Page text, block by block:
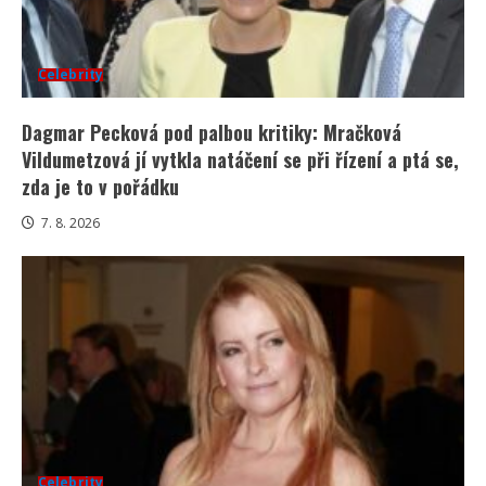
Celebrity
Dagmar Pecková pod palbou kritiky: Mračková
Vildumetzová jí vytkla natáčení se při řízení a ptá se,
zda je to v pořádku
7. 8. 2026
Celebrity